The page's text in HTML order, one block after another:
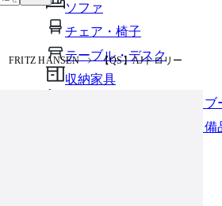
ソファ
チェア・椅子
テーブル・デスク
収納家具
パーソナルブース・集中ブ
オフィスアクセサリー・備
加
を貼り付けて、カートに追加できます
FRITZ HANSEN 【QS】AJトロリー